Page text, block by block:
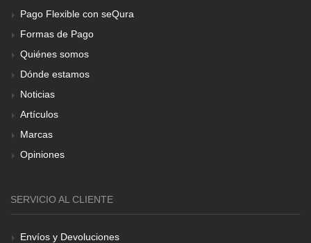
Pago Flexible con seQura
Formas de Pago
Quiénes somos
Dónde estamos
Noticias
Artículos
Marcas
Opiniones
SERVICIO AL CLIENTE
Envíos y Devoluciones